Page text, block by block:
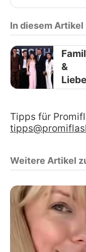
In diesem Artikel
&
Liebe
Tipps für
Weitere Artikel